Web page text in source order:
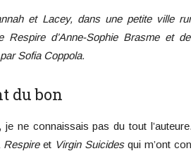
et Lacey, dans une petite ville
d’Anne-Sophie Brasme et
Sofia Coppola.
du bon
ne connaissais pas du tout
Respire et Virgin Suicidesqui m’ont